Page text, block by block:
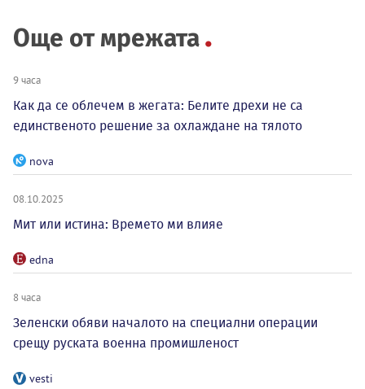
Още от мрежата
9 часа
Как да се облечем в жегата: Белите дрехи не са
единственото решение за охлаждане на тялото
nova
08.10.2025
Мит или истина: Времето ми влияе
edna
8 часа
Зеленски обяви началото на специални операции
срещу руската военна промишленост
vesti